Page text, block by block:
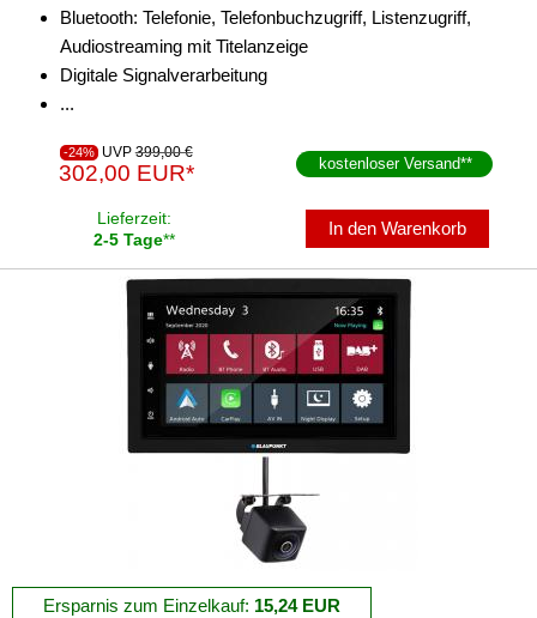
Bluetooth: Telefonie, Telefonbuchzugriff, Listenzugriff,
Audiostreaming mit Titelanzeige
Digitale Signalverarbeitung
...
-24% UVP 399,00 €
302,00 EUR* kostenloser Versand**
Lieferzeit:
2-5 Tage**
In den Warenkorb
Ersparnis zum Einzelkauf: 15,24 EUR